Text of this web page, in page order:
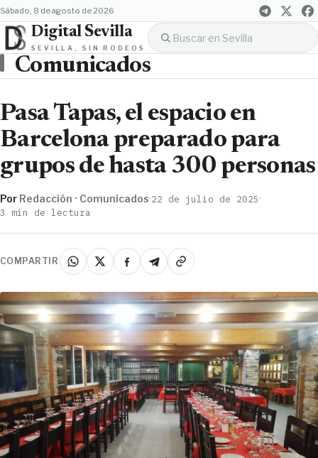
sábado, 8 de agosto de 2026
Digital Sevilla
SEVILLA, SIN RODEOS
Comunicados
Pasa Tapas, el espacio en
Barcelona preparado para
grupos de hasta 300 personas
Por Redacción · Comunicados·22 de julio de 2025·
3 min de lectura
COMPARTIR